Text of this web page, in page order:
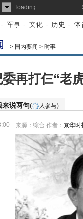
loading...
- 军事 - 文化 - 历史 - 体
> 国内要闻 > 时事
委再打仨“老
来说两句( 人参与)
来源： 综合 作者： 京华时